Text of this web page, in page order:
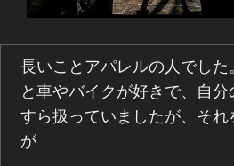
長いことアパレルの人でし
と車やバイクが好きで、自
すら扱っていましたが、そ
が